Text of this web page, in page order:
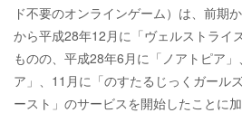
ド不要のオンラインゲーム）は、前期
から平成28年12月に「ヴェルストライ
ものの、平成28年6月に「ノアトピア
ア」、11月に「のすたるじっくガール
ースト」のサービスを開始したことに